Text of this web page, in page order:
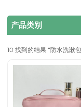
产品类别
10 找到的结果 "防水洗漱